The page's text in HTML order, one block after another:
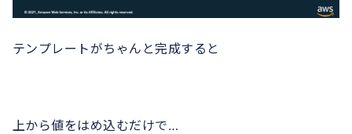
テンプレートがちゃんと完成すると
上から値をはめ込むだけで…